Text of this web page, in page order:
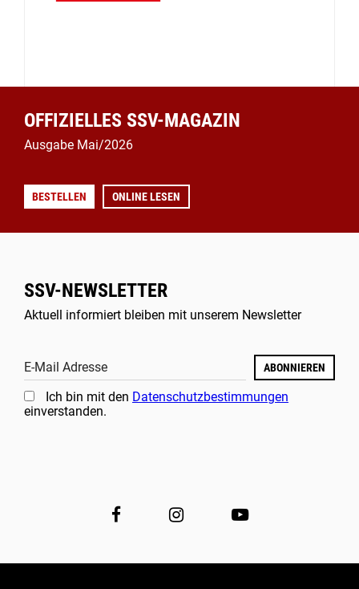
OFFIZIELLES SSV-MAGAZIN
Ausgabe Mai/2026
BESTELLEN ONLINE LESEN
SSV-NEWSLETTER
Aktuell informiert bleiben mit unserem Newsletter
E-Mail Adresse ABONNIEREN
Ich bin mit den Datenschutzbestimmungen
einverstanden.